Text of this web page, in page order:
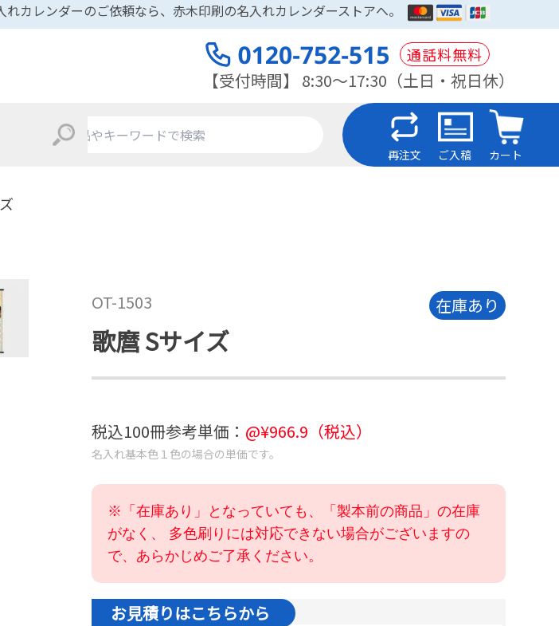
カレンダーのご依頼なら、赤木印刷の名入れカレンダーストアへ。
通話料無料
【受付時間】 8:30～17:30（土日・祝日休）
再注文
ご入稿 カート
OT-1503 在庫あり
歌麿 Sサイズ
税込100冊参考単価： @¥966.9 （税込）
名入れ基本色１色の場合の単価です。
※「在庫あり」となっていても、「製本前の商品」の在庫
がなく、 多色刷りには対応できない場合がございますの
で、あらかじめご了承ください。
お見積りはこちらから